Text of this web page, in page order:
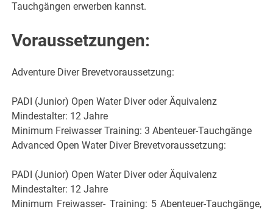
Tauchgängen erwerben kannst.
Voraussetzungen:
Adventure Diver Brevetvoraussetzung:
PADI (Junior) Open Water Diver oder Äquivalenz
Mindestalter: 12 Jahre
Minimum Freiwasser Training: 3 Abenteuer-Tauchgänge
Advanced Open Water Diver Brevetvoraussetzung:
PADI (Junior) Open Water Diver oder Äquivalenz
Mindestalter: 12 Jahre
Minimum Freiwasser- Training: 5 Abenteuer-Tauchgänge,